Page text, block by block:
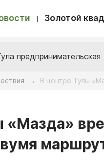
Золотой
предпринимательская
→ В центре Тулы
«Мазда»